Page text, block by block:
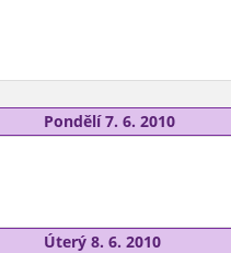
Pondělí 7. 6. 2010
Úterý 8. 6. 2010